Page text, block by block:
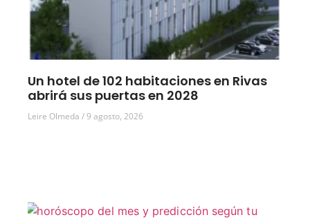
Un hotel de 102 habitaciones en Rivas
abrirá sus puertas en 2028
Leire Olmeda 9 agosto, 2026